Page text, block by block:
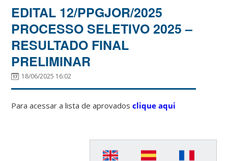
EDITAL 12/PPGJOR/2025
PROCESSO SELETIVO 2025 –
RESULTADO FINAL
PRELIMINAR
18/06/2025 16:02
Para acessar a lista de aprovadosclique aqui